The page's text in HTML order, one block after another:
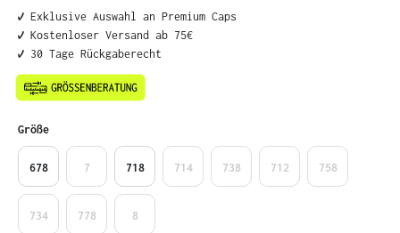
✔️ Exklusive Auswahl an Premium Caps
✔️ Kostenloser Versand ab 75€
✔️ 30 Tage Rückgaberecht
Größeauswählen
678 7 718 714 738 712 758
734 778 8